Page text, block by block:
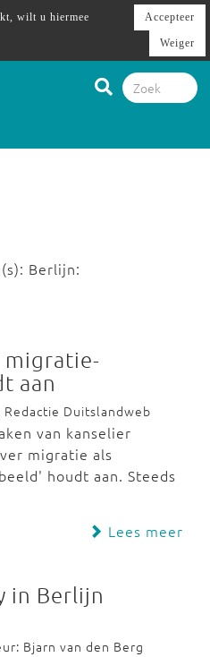
Berlijn:
aan
Duitslandweb
van kanselier
migratie als
houdt aan. Steeds
Lees meer
in Berlijn
Bjarn van den Berg
wilt u hiermee
Accepteer
Weiger